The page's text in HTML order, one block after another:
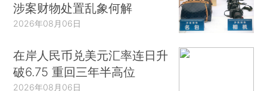
涉案财物处置乱象何解
2026年08月06日
在岸人民币兑美元汇率连日升
破6.75 重回三年半高位
2026年08月06日